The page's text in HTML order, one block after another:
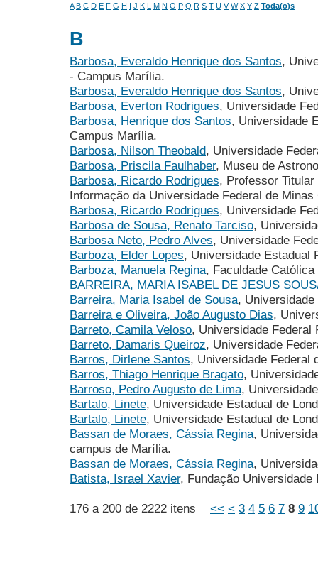
A B C D E F G H I J K L M N O P Q R S T U V W X Y Z Toda(o)s
B
Barbosa, Everaldo Henrique dos Santos,
- Campus Marília.
Barbosa, Everaldo Henrique dos Santos,
Barbosa, Everton Rodrigues, Universidade
Barbosa, Henrique dos Santos, Universidade
Campus Marília.
Barbosa, Nilson Theobald, Universidade
Barbosa, Priscila Faulhaber, Museu de
Barbosa, Ricardo Rodrigues, Professor
Informação da Universidade Federal de
Barbosa, Ricardo Rodrigues, Universidade
Barbosa de Sousa, Renato Tarciso,
Barbosa Neto, Pedro Alves, Universidade
Barboza, Elder Lopes, Universidade Estadual
Barboza, Manuela Regina, Faculdade
BARREIRA, MARIA ISABEL DE JESUS
Barreira, Maria Isabel de Sousa, Universidade
Barreira e Oliveira, João Augusto Dias,
Barreto, Camila Veloso, Universidade Federal
Barreto, Damaris Queiroz, Universidade
Barros, Dirlene Santos, Universidade Federal
Barros, Thiago Henrique Bragato,
Barroso, Pedro Augusto de Lima,
Bartalo, Linete, Universidade Estadual de
Bartalo, Linete, Universidade Estadual de
Bassan de Moraes, Cássia Regina,
campus de Marília.
Bassan de Moraes, Cássia Regina,
Batista, Israel Xavier, Fundação Universidade
176 a 200 de 2222 itens << < 3 4 5 6 7 8 9